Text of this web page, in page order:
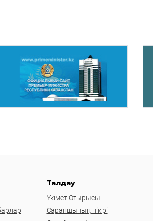
Талдау
Үкімет Отырысы
Сарапшының пікірі